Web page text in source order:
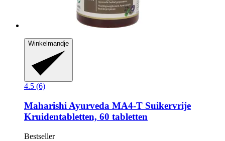
Winkelmandje
4.5 (6)
Maharishi Ayurveda MA4-​T Suikervrije
Kruidentabletten, 60 tabletten
Bestseller